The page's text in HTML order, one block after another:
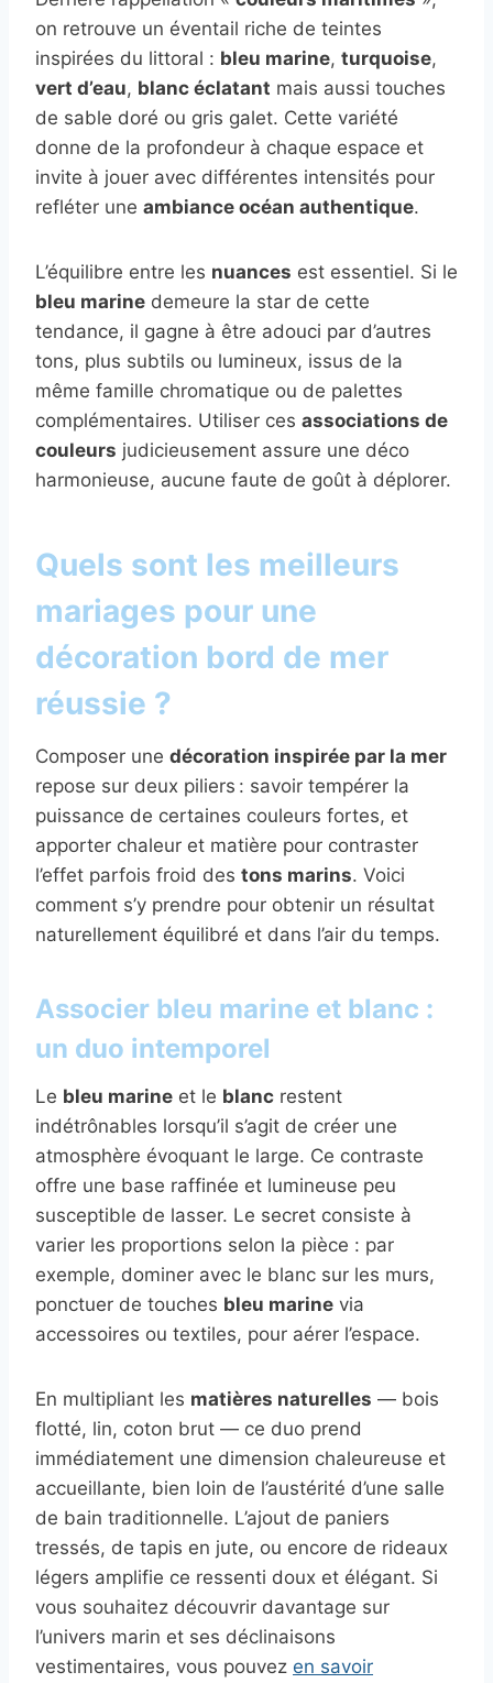
on retrouve un éventail riche de teintes
inspirées du littoral : bleu marine, turquoise,
vert d’eau, blanc éclatant mais aussi touches
de sable doré ou gris galet. Cette variété
donne de la profondeur à chaque espace et
invite à jouer avec différentes intensités pour
refléter une ambiance océan authentique.
L’équilibre entre les nuances est essentiel. Si le
bleu marine demeure la star de cette
tendance, il gagne à être adouci par d’autres
tons, plus subtils ou lumineux, issus de la
même famille chromatique ou de palettes
complémentaires. Utiliser ces associations de
couleurs judicieusement assure une déco
harmonieuse, aucune faute de goût à déplorer.
Quels sont les meilleurs
mariages pour une
décoration bord de mer
réussie ?
Composer une décoration inspirée par la mer
repose sur deux piliers : savoir tempérer la
puissance de certaines couleurs fortes, et
apporter chaleur et matière pour contraster
l’effet parfois froid des tons marins. Voici
comment s’y prendre pour obtenir un résultat
naturellement équilibré et dans l’air du temps.
Associer bleu marine et blanc :
un duo intemporel
Le bleu marine et le blanc restent
indétrônables lorsqu’il s’agit de créer une
atmosphère évoquant le large. Ce contraste
offre une base raffinée et lumineuse peu
susceptible de lasser. Le secret consiste à
varier les proportions selon la pièce : par
exemple, dominer avec le blanc sur les murs,
ponctuer de touches bleu marine via
accessoires ou textiles, pour aérer l’espace.
En multipliant les matières naturelles — bois
flotté, lin, coton brut — ce duo prend
immédiatement une dimension chaleureuse et
accueillante, bien loin de l’austérité d’une salle
de bain traditionnelle. L’ajout de paniers
tressés, de tapis en jute, ou encore de rideaux
légers amplifie ce ressenti doux et élégant. Si
vous souhaitez découvrir davantage sur
l’univers marin et ses déclinaisons
vestimentaires, vous pouvez en savoir